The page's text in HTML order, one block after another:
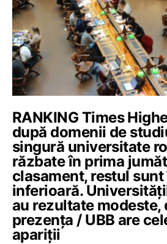
RANKING Times
după domenii de
singură universitate
răzbate în prima
clasament, restul
inferioară.
au rezultate modeste,
prezența / UBB are
apariții